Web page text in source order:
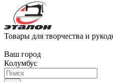
Товары для творчества и
Ваш город
Колумбус